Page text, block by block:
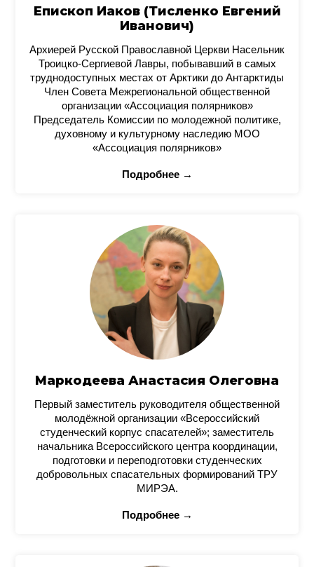
Епископ Иаков (Тисленко Евгений
Иванович)
Архиерей Русской Православной Церкви Насельник
Троицко-Сергиевой Лавры, побывавший в самых
труднодоступных местах от Арктики до Антарктиды
Член Совета Межрегиональной общественной
организации «Ассоциация полярников»
Председатель Комиссии по молодежной политике,
духовному и культурному наследию МОО
«Ассоциация полярников»
Подробнее →
Маркодеева Анастасия Олеговна
Первый заместитель руководителя общественной
молодёжной организации «Всероссийский
студенческий корпус спасателей»; заместитель
начальника Всероссийского центра координации,
подготовки и переподготовки студенческих
добровольных спасательных формирований ТРУ
МИРЭА.
Подробнее →